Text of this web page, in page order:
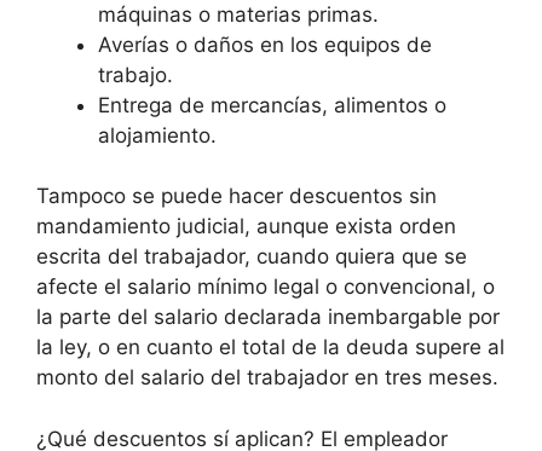
máquinas o materias primas.
Averías o daños en los equipos de
trabajo.
Entrega de mercancías, alimentos o
alojamiento.
Tampoco se puede hacer descuentos sin
mandamiento judicial, aunque exista orden
escrita del trabajador, cuando quiera que se
afecte el salario mínimo legal o convencional, o
la parte del salario declarada inembargable por
la ley, o en cuanto el total de la deuda supere al
monto del salario del trabajador en tres meses.
¿Qué descuentos sí aplican? El empleador